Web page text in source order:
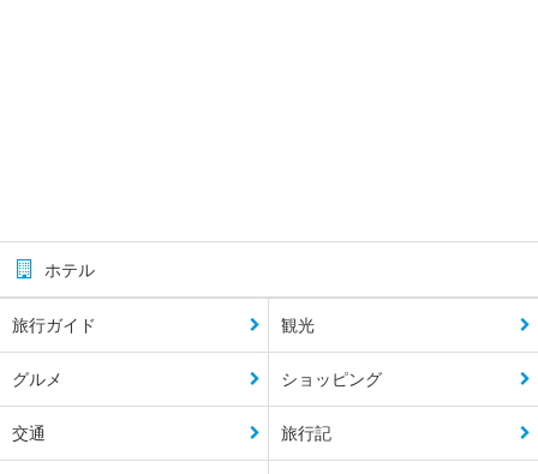
ホテル
旅行ガイド 観光
グルメ ショッピング
交通 旅行記